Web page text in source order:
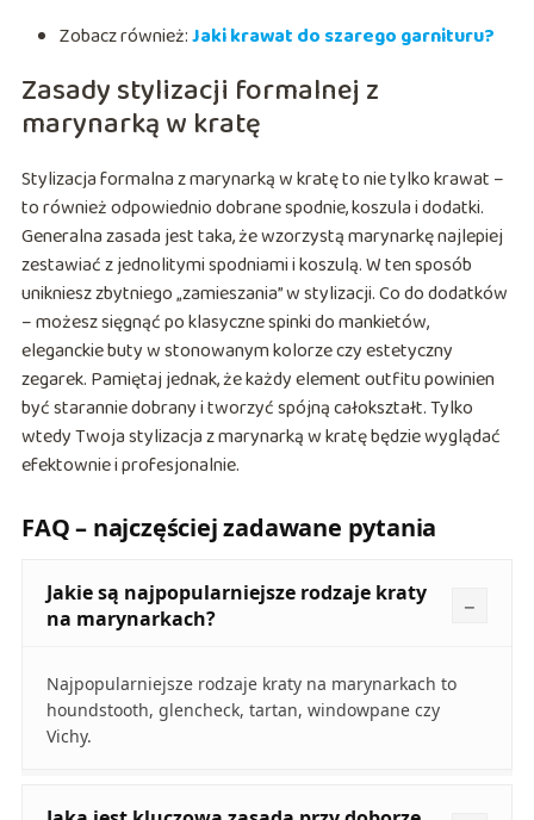
Zobacz również:Jaki krawat do szarego garnituru?
Zasady stylizacji formalnej z
marynarką w kratę
Stylizacja formalna z marynarką w kratę to nie tylko krawat –
to również odpowiednio dobrane spodnie, koszula i dodatki.
Generalna zasada jest taka, że wzorzystą marynarkę najlepiej
zestawiać z jednolitymi spodniami i koszulą. W ten sposób
unikniesz zbytniego „zamieszania” w stylizacji. Co do dodatków
– możesz sięgnąć po klasyczne spinki do mankietów,
eleganckie buty w stonowanym kolorze czy estetyczny
zegarek. Pamiętaj jednak, że każdy element outfitu powinien
być starannie dobrany i tworzyć spójną całokształt. Tylko
wtedy Twoja stylizacja z marynarką w kratę będzie wyglądać
efektownie i profesjonalnie.
FAQ – najczęściej zadawane pytania
Jakie są najpopularniejsze rodzaje kraty
na marynarkach?
Najpopularniejsze rodzaje kraty na marynarkach to
houndstooth, glencheck, tartan, windowpane czy
Vichy.